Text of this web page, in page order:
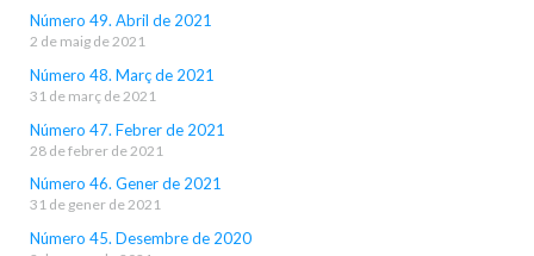
Número 49. Abril de 2021
2 de maig de 2021
Número 48. Març de 2021
31 de març de 2021
Número 47. Febrer de 2021
28 de febrer de 2021
Número 46. Gener de 2021
31 de gener de 2021
Número 45. Desembre de 2020